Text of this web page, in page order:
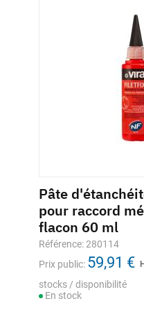
Pâte
pour raccord
flacon 60 ml
Référence: 280114
Prix public: 59,91 €
stocks / disponibilité
En stock